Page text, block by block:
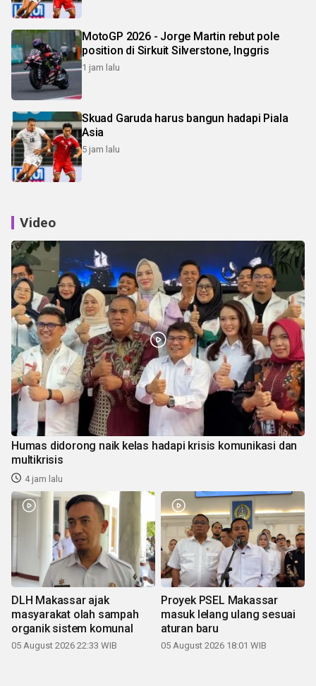
MotoGP 2026 - Jorge Martin rebut pole
position di Sirkuit Silverstone, Inggris
1 jam lalu
Skuad Garuda harus bangun hadapi Piala
Asia
5 jam lalu
Video
Humas didorong naik kelas hadapi krisis komunikasi dan
multikrisis
4 jam lalu
DLH Makassar ajak
masyarakat olah sampah
organik sistem komunal
05 August 2026 22:33 WIB
Proyek PSEL Makassar
masuk lelang ulang sesuai
aturan baru
05 August 2026 18:01 WIB